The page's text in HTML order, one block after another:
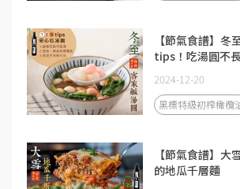
【節氣食譜】冬
tips！吃湯圓不
2024-12-20
黑標特級初榨橄欖
【節氣食譜】大
的地瓜千層麵